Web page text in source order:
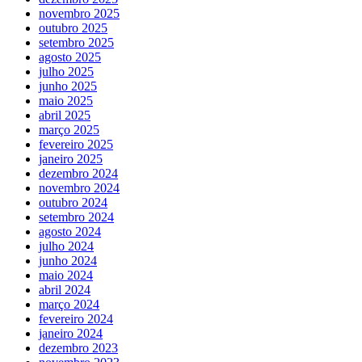
novembro 2025
outubro 2025
setembro 2025
agosto 2025
julho 2025
junho 2025
maio 2025
abril 2025
março 2025
fevereiro 2025
janeiro 2025
dezembro 2024
novembro 2024
outubro 2024
setembro 2024
agosto 2024
julho 2024
junho 2024
maio 2024
abril 2024
março 2024
fevereiro 2024
janeiro 2024
dezembro 2023